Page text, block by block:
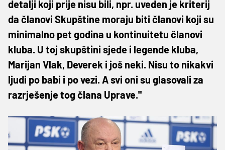
detalji koji prije nisu bili, npr. uveden je kriterij
da članovi Skupštine moraju biti članovi koji su
minimalno pet godina u kontinuitetu članovi
kluba. U toj skupštini sjede i legende kluba,
Marijan Vlak, Deverek i još neki. Nisu to nikakvi
ljudi po babi i po vezi. A svi oni su glasovali za
razrješenje tog člana Uprave."